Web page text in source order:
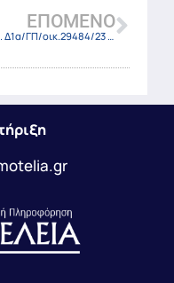
ΕΠΌΜΕΝΟ
Κ.Υ.Α. Δ1α/ΓΠ/οικ.29484/23 (ΦΕΚ-3473 Β/24-5-23)